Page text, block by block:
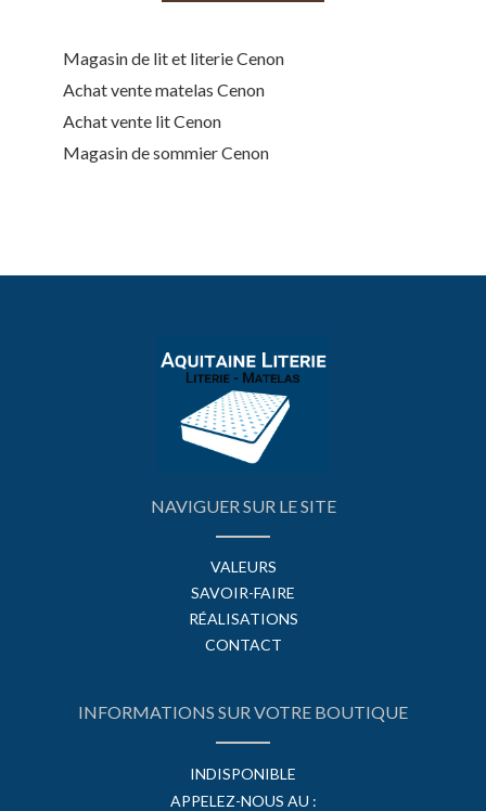
Magasin de lit et literie Cenon
Achat vente matelas Cenon
Achat vente lit Cenon
Magasin de sommier Cenon
NAVIGUER SUR LE SITE
VALEURS
SAVOIR-FAIRE
RÉALISATIONS
CONTACT
INFORMATIONS SUR VOTRE BOUTIQUE
INDISPONIBLE
APPELEZ-NOUS AU :